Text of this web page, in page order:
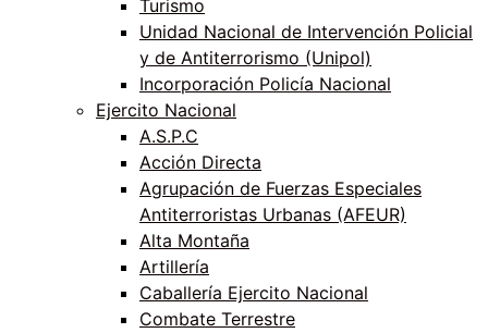
Turismo
Unidad Nacional de Intervención Policial
y de Antiterrorismo (Unipol)
Incorporación Policía Nacional
Ejercito Nacional
A.S.P.C
Acción Directa
Agrupación de Fuerzas Especiales
Antiterroristas Urbanas (AFEUR)
Alta Montaña
Artillería
Caballería Ejercito Nacional
Combate Terrestre